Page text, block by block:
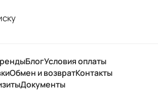
БлогУсловия оплаты
Обмен и возвратКонтакты
Документы